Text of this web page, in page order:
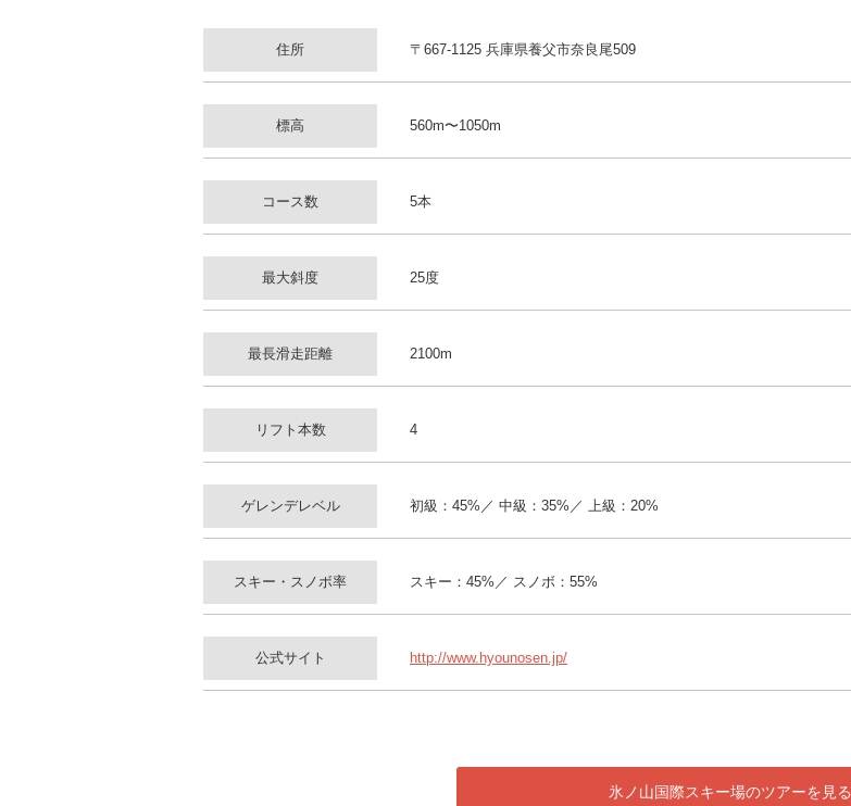
住所 〒667-1125 兵庫県養父市奈良尾509
標高 560m〜1050m
コース数 5本
最大斜度 25度
最長滑走距離 2100m
リフト本数 4
ゲレンデレベル 初級：45%／ 中級：35%／ 上級：20%
スキー・スノボ率 スキー：45%／ スノボ：55%
公式サイト http://www.hyounosen.jp/
氷ノ山国際スキー場のツアーを見る